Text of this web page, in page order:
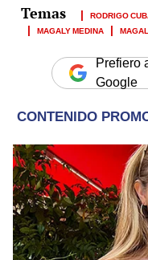
RODRIGO
MAGALY MEDINA
Prefiero
Google